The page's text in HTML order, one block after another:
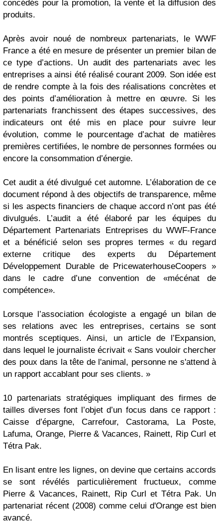
concédés pour la promotion, la vente et la diffusion des
produits.
Après avoir noué de nombreux partenariats, le WWF
France a été en mesure de présenter un premier bilan de
ce type d’actions. Un audit des partenariats avec les
entreprises a ainsi été réalisé courant 2009. Son idée est
de rendre compte à la fois des réalisations concrètes et
des points d’amélioration à mettre en œuvre. Si les
partenariats franchissent des étapes successives, des
indicateurs ont été mis en place pour suivre leur
évolution, comme le pourcentage d’achat de matières
premières certifiées, le nombre de personnes formées ou
encore la consommation d’énergie.
Cet audit a été divulgué cet automne. L’élaboration de ce
document répond à des objectifs de transparence, même
si les aspects financiers de chaque accord n’ont pas été
divulgués. L’audit a été élaboré par les équipes du
Département Partenariats Entreprises du WWF-France
et a bénéficié selon ses propres termes «du regard
externe critique des experts du Département
Développement Durable de PricewaterhouseCoopers »
dans le cadre d’une convention de «mécénat de
compétence».
Lorsque l’association écologiste a engagé un bilan de
ses relations avec les entreprises, certains se sont
montrés sceptiques. Ainsi, un article de l’Expansion,
dans lequel le journaliste écrivait « Sans vouloir chercher
des poux dans la tête de l'animal, personne ne s'attend à
un rapport accablant pour ses clients. »
10 partenariats stratégiques impliquant des firmes de
tailles diverses font l’objet d’un focus dans ce rapport :
Caisse d’épargne, Carrefour, Castorama, La Poste,
Lafuma, Orange, Pierre & Vacances, Rainett, Rip Curl et
Tétra Pak.
En lisant entre les lignes, on devine que certains accords
se sont révélés particulièrement fructueux, comme
Pierre & Vacances, Rainett, Rip Curl et Tétra Pak. Un
partenariat récent (2008) comme celui d'Orange est bien
avancé.